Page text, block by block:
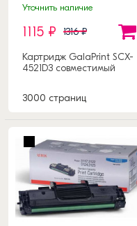
Уточнить наличие
1115 ₽ 1316 ₽
Картридж GalaPrint SCX-
4521D3 совместимый
3000 страниц